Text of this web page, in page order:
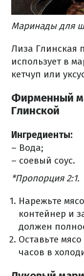
Маринады для
Лиза Глинская
использует в
кетчуп или
Фирменный
Глинской
Ингредиенты:
– Вода;
– соевый соус.
*Пропорция 2:1.
Нарежьте
контейнер и
должен
Оставьте
часов в